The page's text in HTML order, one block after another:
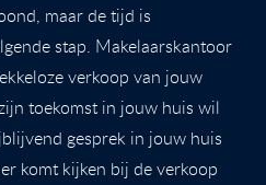
maar de tijd is
stap. Makelaarskantoor
verkoop van jouw
toekomst in jouw huis wil
gesprek in jouw huis
komt kijken bij de verkoop